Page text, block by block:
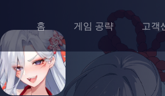
홈 게임 공략 고객